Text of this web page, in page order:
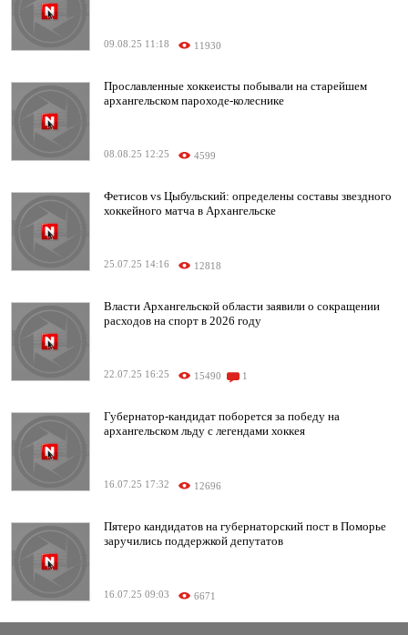
09.08.25 11:18 11930
Прославленные хоккеисты побывали на старейшем
архангельском пароходе-колеснике
08.08.25 12:25 4599
Фетисов vs Цыбульский: определены составы звездного
хоккейного матча в Архангельске
25.07.25 14:16 12818
Власти Архангельской области заявили о сокращении
расходов на спорт в 2026 году
22.07.25 16:25 15490 1
Губернатор-кандидат поборется за победу на
архангельском льду с легендами хоккея
16.07.25 17:32 12696
Пятеро кандидатов на губернаторский пост в Поморье
заручились поддержкой депутатов
16.07.25 09:03 6671